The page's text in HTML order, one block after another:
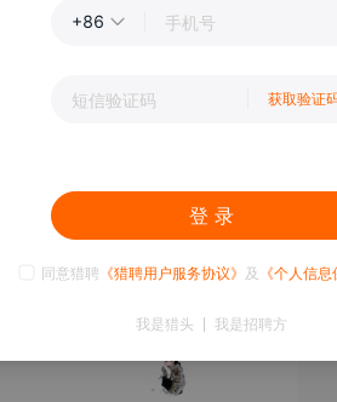
猎头顾问/助理
100-499人
冯女士
招聘主管
+86
获取验证
登 录
同意猎聘 《猎聘用户服务协议》 及 《个人信
我是猎头 我是招聘方